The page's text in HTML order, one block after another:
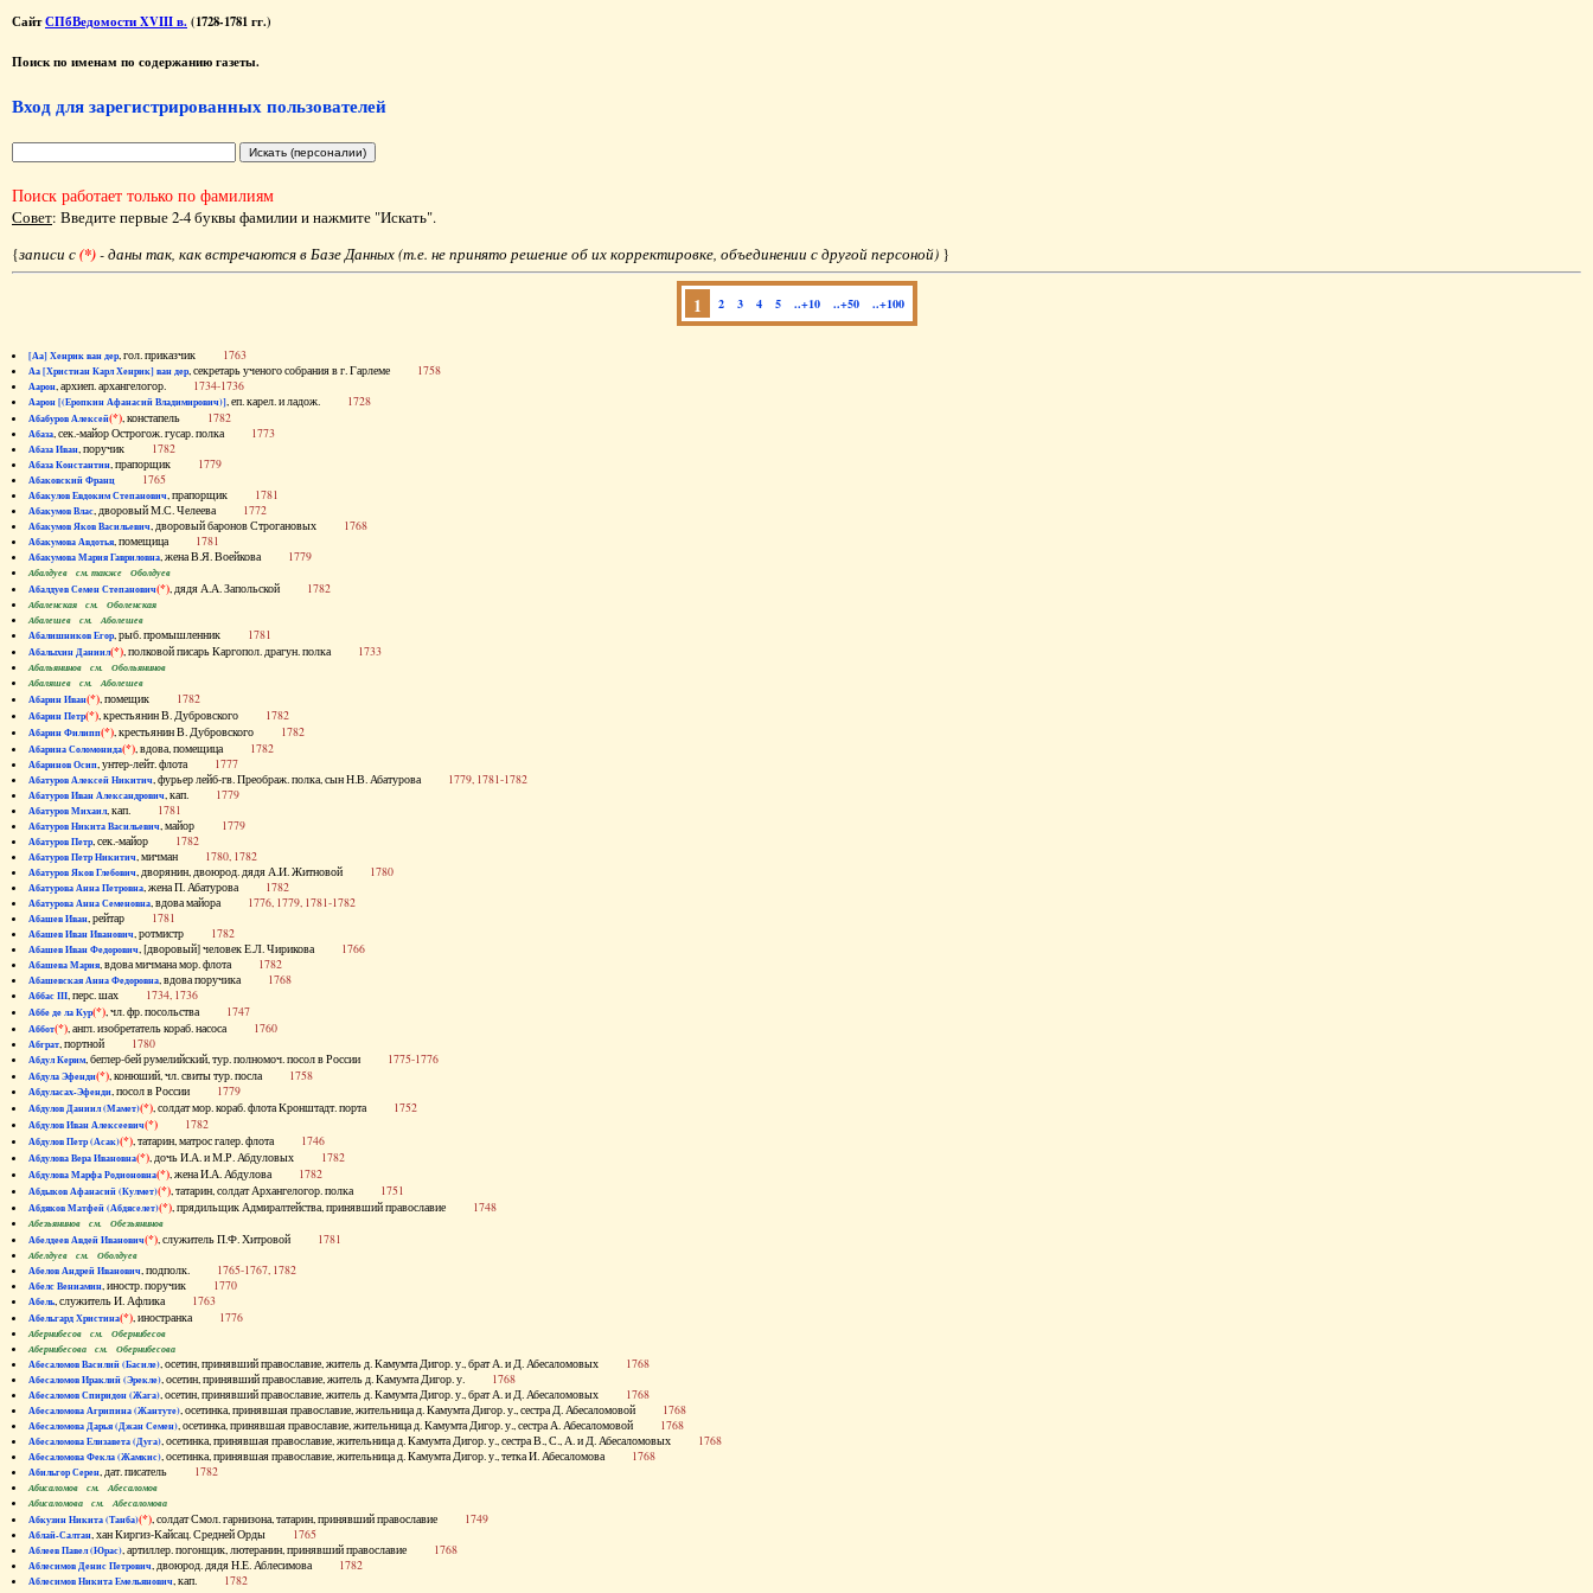
СайтСПбВедомости XVIII в. (1728-1781 гг.)
Поиск по именам по содержанию газеты.
Вход для зарегистрированных пользователей
Поиск работает только по фамилиям
Совет: Введите первые 2-4 буквы фамилии и нажмите "Искать".
{записи с(*)- даны так, как встречаются в Базе Данных (т.е. не принято решение об их корректировке, объединении с другой персоной) }
1 2 3 4 5 ..+10 ..+50 ..+100
[Аа] Хенрик ван дер, гол. приказчик 1763
Аа [Христиан Карл Хенрик] ван дер, секретарь ученого собрания в г. Гарлеме 1758
Аарон, архиеп. архангелогор. 1734-1736
Аарон [(Еропкин Афанасий Владимирович)], еп. карел. и ладож. 1728
Абабуров Алексей(*), констапель 1782
Абаза, сек.-майор Острогож. гусар. полка 1773
Абаза Иван, поручик 1782
Абаза Константин, прапорщик 1779
Абаковский Франц 1765
Абакулов Евдоким Степанович, прапорщик 1781
Абакумов Влас, дворовый М.С. Челеева 1772
Абакумов Яков Васильевич, дворовый баронов Строгановых 1768
Абакумова Авдотья, помещица 1781
Абакумова Мария Гавриловна, жена В.Я. Воейкова 1779
Абалдуев см. также Оболдуев
Абалдуев Семен Степанович(*), дядя А.А. Запольской 1782
Абаленская см. Оболенская
Абалешев см. Аболешев
Абалишников Егор, рыб. промышленник 1781
Абалыхин Даниил(*), полковой писарь Каргопол. драгун. полка 1733
Абальянинов см. Обольянинов
Абаляшев см. Аболешев
Абарин Иван(*), помещик 1782
Абарин Петр(*), крестьянин В. Дубровского 1782
Абарин Филипп(*), крестьянин В. Дубровского 1782
Абарина Соломонида(*), вдова, помещица 1782
Абаринов Осип, унтер-лейт. флота 1777
Абатуров Алексей Никитич, фурьер лейб-гв. Преображ. полка, сын Н.В. Абатурова 1779, 1781-1782
Абатуров Иван Александрович, кап. 1779
Абатуров Михаил, кап. 1781
Абатуров Никита Васильевич, майор 1779
Абатуров Петр, сек.-майор 1782
Абатуров Петр Никитич, мичман 1780, 1782
Абатуров Яков Глебович, дворянин, двоюрод. дядя А.И. Житновой 1780
Абатурова Анна Петровна, жена П. Абатурова 1782
Абатурова Анна Семеновна, вдова майора 1776, 1779, 1781-1782
Абашев Иван, рейтар 1781
Абашев Иван Иванович, ротмистр 1782
Абашев Иван Федорович, [дворовый] человек Е.Л. Чирикова 1766
Абашева Мария, вдова мичмана мор. флота 1782
Абашевская Анна Федоровна, вдова поручика 1768
Аббас III, перс. шах 1734, 1736
Аббе де ла Кур(*), чл. фр. посольства 1747
Аббот(*), англ. изобретатель кораб. насоса 1760
Абграт, портной 1780
Абдул Керим, беглер-бей румелийский, тур. полномоч. посол в России 1775-1776
Абдула Эфенди(*), конюший, чл. свиты тур. посла 1758
Абдуласах-Эфенди, посол в России 1779
Абдулов Даниил (Мамет)(*), солдат мор. кораб. флота Кронштадт. порта 1752
Абдулов Иван Алексеевич(*) 1782
Абдулов Петр (Асак)(*), татарин, матрос галер. флота 1746
Абдулова Вера Ивановна(*), дочь И.А. и М.Р. Абдуловых 1782
Абдулова Марфа Родионовна(*), жена И.А. Абдулова 1782
Абдыков Афанасий (Кулмет)(*), татарин, солдат Архангелогор. полка 1751
Абдяков Матфей (Абдяселет)(*), прядильщик Адмиралтейства, принявший православие 1748
Абезьянинов см. Обезьянинов
Абелдеев Авдей Иванович(*), служитель П.Ф. Хитровой 1781
Абелдуев см. Оболдуев
Абелов Андрей Иванович, подполк. 1765-1767, 1782
Абелс Вениамин, иностр. поручик 1770
Абель, служитель И. Афлика 1763
Абельгард Христина(*), иностранка 1776
Абернибесов см. Обернибесов
Абернибесова см. Обернибесова
Абесаломов Василий (Басиле), осетин, принявший православие, житель д. Камумта Дигор. у., брат А. и Д. Абесаломовых 1768
Абесаломов Ираклий (Эрекле), осетин, принявший православие, житель д. Камумта Дигор. у. 1768
Абесаломов Спиридон (Жага), осетин, принявший православие, житель д. Камумта Дигор. у., брат А. и Д. Абесаломовых 1768
Абесаломова Агрипина (Жантуте), осетинка, принявшая православие, жительница д. Камумта Дигор. у., сестра Д. Абесаломовой 1768
Абесаломова Дарья (Джан Семен), осетинка, принявшая православие, жительница д. Камумта Дигор. у., сестра А. Абесаломовой 1768
Абесаломова Елизавета (Дуга), осетинка, принявшая православие, жительница д. Камумта Дигор. у., сестра В., С., А. и Д. Абесаломовых 1768
Абесаломова Фекла (Жамкис), осетинка, принявшая православие, жительница д. Камумта Дигор. у., тетка И. Абесаломова 1768
Абильгор Серен, дат. писатель 1782
Абисаломов см. Абесаломов
Абисаломова см. Абесаломова
Абкузин Никита (Танба)(*), солдат Смол. гарнизона, татарин, принявший православие 1749
Аблай-Салтан, хан Киргиз-Кайсац. Средней Орды 1765
Аблеев Павел (Юрас), артиллер. погонщик, лютеранин, принявший православие 1768
Аблесимов Денис Петрович, двоюрод. дядя Н.Е. Аблесимова 1782
Аблесимов Никита Емельянович, кап. 1782